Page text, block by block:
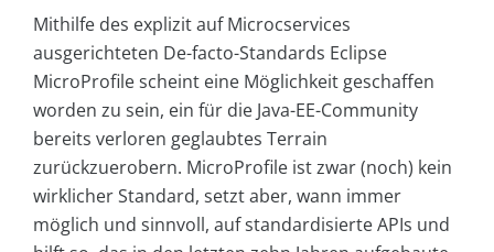
Mithilfe des explizit auf Microcservices
ausgerichteten De-facto-Standards Eclipse
MicroProfile scheint eine Möglichkeit geschaffen
worden zu sein, ein für die Java-EE-Community
bereits verloren geglaubtes Terrain
zurückzuerobern. MicroProfile ist zwar (noch) kein
wirklicher Standard, setzt aber, wann immer
möglich und sinnvoll, auf standardisierte APIs und